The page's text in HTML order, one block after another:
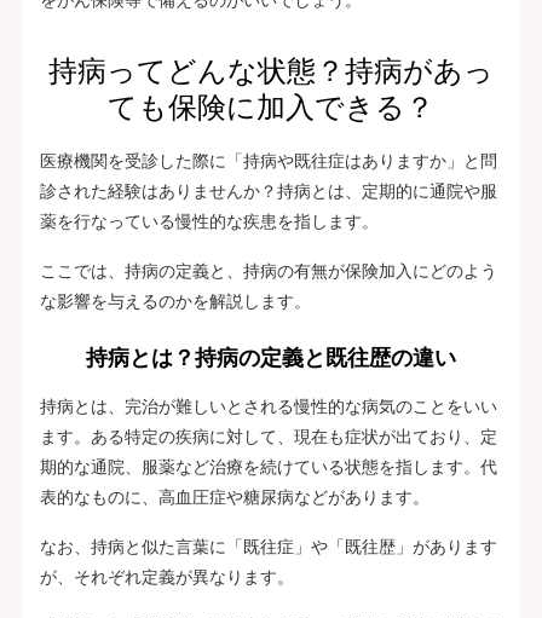
持病ってどんな状態？持病があっ
ても保険に加入できる？
医療機関を受診した際に「持病や既往症はありますか」と問
診された経験はありませんか？持病とは、定期的に通院や服
薬を行なっている慢性的な疾患を指します。
ここでは、持病の定義と、持病の有無が保険加入にどのよう
な影響を与えるのかを解説します。
持病とは？持病の定義と既往歴の違い
持病とは、完治が難しいとされる慢性的な病気のことをいい
ます。ある特定の疾病に対して、現在も症状が出ており、定
期的な通院、服薬など治療を続けている状態を指します。代
表的なものに、高血圧症や糖尿病などがあります。
なお、持病と似た言葉に「既往症」や「既往歴」があります
が、それぞれ定義が異なります。